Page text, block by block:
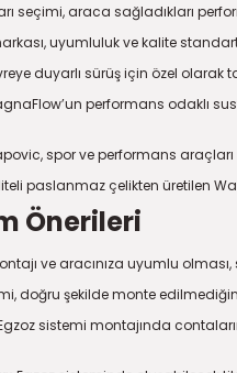
seçimi, araca sağladıkları
uyumluluk ve kalite
duyarlı sürüş için özel olarak
performans odaklı
spor ve performans araçları
paslanmaz çelikten üretilen
Önerileri
ve aracınıza uyumlu
doğru şekilde monte
sistemi montajında